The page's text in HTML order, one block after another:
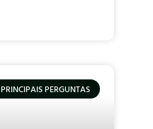
PRINCIPAIS PERGUNTAS